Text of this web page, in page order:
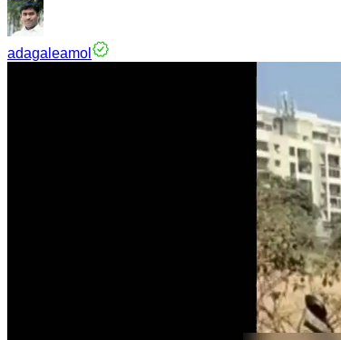
adagaleamol